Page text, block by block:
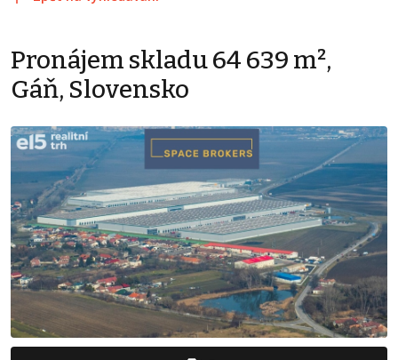
Pronájem skladu 64 639 m²,
Gáň, Slovensko